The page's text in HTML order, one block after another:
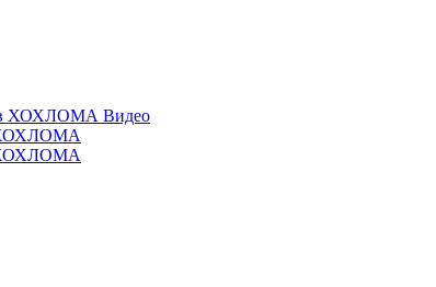
Видео
ХОХЛОМА
ХОХЛОМА